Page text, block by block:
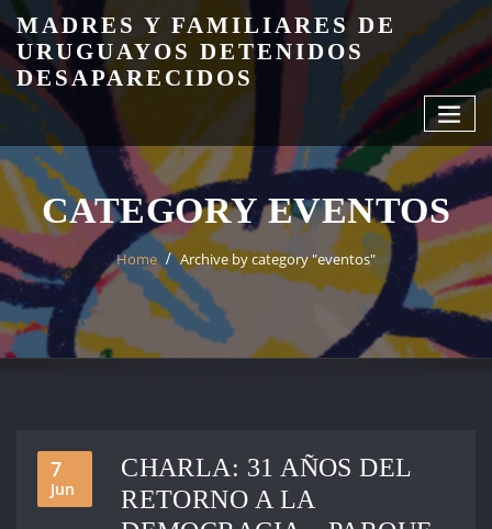
Skip
content
MADRES Y FAMILIARES DE
URUGUAYOS DETENIDOS
DESAPARECIDOS
CATEGORY EVENTOS
Home Archive by category "eventos"
7
Jun
CHARLA: 31 AÑOS DEL
RETORNO A LA